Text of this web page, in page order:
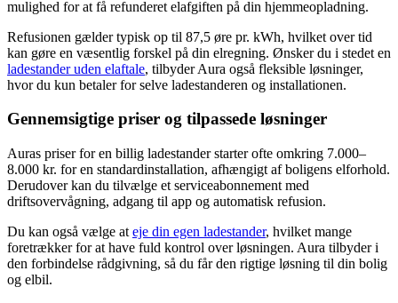
mulighed for at få refunderet elafgiften på din hjemmeopladning.
Refusionen gælder typisk op til 87,5 øre pr. kWh, hvilket over tid
kan gøre en væsentlig forskel på din elregning. Ønsker du i stedet en
ladestander uden elaftale, tilbyder Aura også fleksible løsninger,
hvor du kun betaler for selve ladestanderen og installationen.
Gennemsigtige priser og tilpassede løsninger
Auras priser for en billig ladestander starter ofte omkring 7.000–
8.000 kr. for en standardinstallation, afhængigt af boligens elforhold.
Derudover kan du tilvælge et serviceabonnement med
driftsovervågning, adgang til app og automatisk refusion.
Du kan også vælge at eje din egen ladestander, hvilket mange
foretrækker for at have fuld kontrol over løsningen. Aura tilbyder i
den forbindelse rådgivning, så du får den rigtige løsning til din bolig
og elbil.